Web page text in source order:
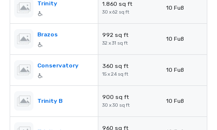
Trinity 1.860 sq ft
30 x 62 sq ft
10 Fuß
Brazos 992 sq ft
32 x 31 sq ft
10 Fuß
Conservatory 360 sq ft
15 x 24 sq ft
10 Fuß
Trinity B
900 sq ft
30 x 30 sq ft
10 Fuß
960 sq ft